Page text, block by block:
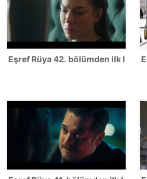
Eşref Rüya 42. bölümden ilk